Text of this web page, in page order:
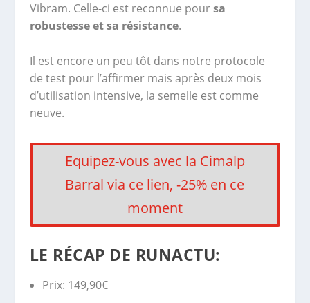
Vibram. Celle-ci est reconnue poursa
robustesse et sa résistance.
Il est encore un peu tôt dans notre protocole
de test pour l’affirmer mais après deux mois
d’utilisation intensive, la semelle est comme
neuve.
Equipez-vous avec la Cimalp
Barral via ce lien, -25% en ce
moment
LE RÉCAP DE RUNACTU:
Prix: 149,90€